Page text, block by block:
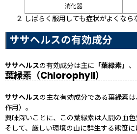
消化器
しばらく服用しても症状がよくなら
ササヘルスの有効成分
ササヘルスの有効成分は主に 「葉緑素」 、
葉緑素（Chlorophyll）
ササヘルスの主な有効成分である葉緑素
作用）。
興味深いことに、この葉緑素は人間の血
そして、厳しい環境の山に群生する熊笹